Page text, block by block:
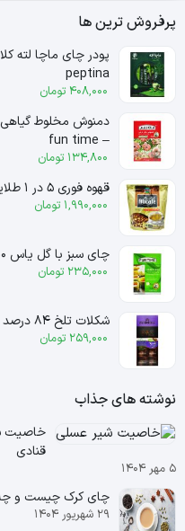
پرفروش ترین ها
peptina
408,000 تومان
– fun time
134,800 تومان
قهوه فوری ۵ در ۱ طلایی ۲۰ عدد علی کافه – Alicafe
1,990,000 تومان
چای سبز با گل یاس ۲۰۰ گرم فان تایم – fun time
235,000 تومان
شکلات تلخ ۸۴ درصد وگان ۸۰ گرم پارمیدا – parmida
259,000 تومان
نوشته های جذاب
خاصیت
قنادی
۵ مهر ۱۴۰۴
چای کرک چیست و
۲۹ شهریور ۱۴۰۴